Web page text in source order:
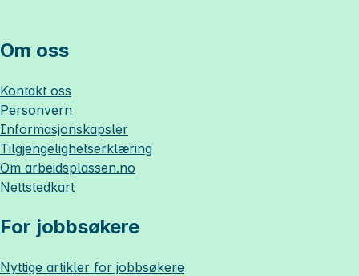
Om oss
Kontakt oss
Personvern
Informasjonskapsler
Tilgjengelighetserklæring
Om arbeidsplassen.no
Nettstedkart
For jobbsøkere
Nyttige artikler for jobbsøkere